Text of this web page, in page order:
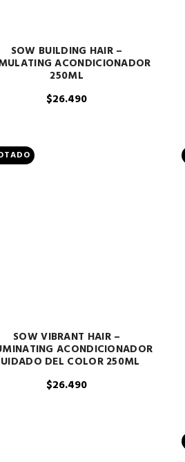
SOW BUILDING HAIR –
ACONDICIONADOR
250ML
$26.490
SOW VIBRANT HAIR –
ACONDICIONADOR
DEL COLOR 250ML
$26.490